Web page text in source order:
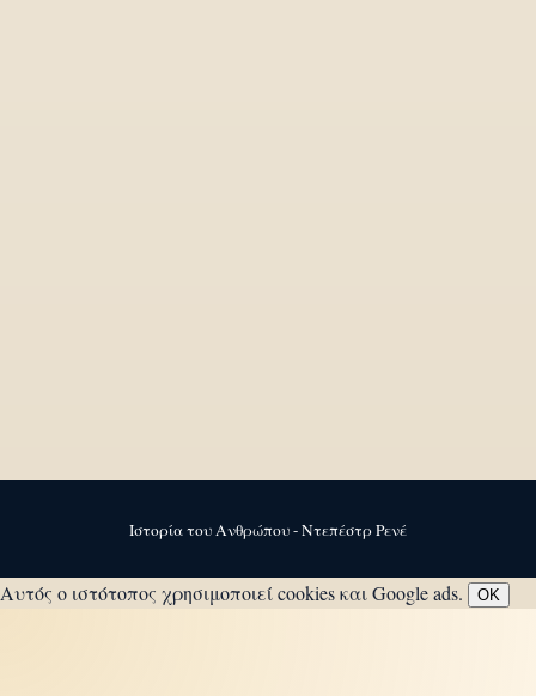
Ιστορία του Ανθρώπου - Ντεπέστρ Ρενέ
Αυτός ο ιστότοπος χρησιμοποιεί cookies και Google ads. OK